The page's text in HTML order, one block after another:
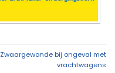
Zwaargewonde bij ongeval met
vrachtwagens